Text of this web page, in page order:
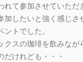
て参加させていただ
加したいと強く感じさ
トでした。
スの珈琲を飲みなが
だけれども・・・